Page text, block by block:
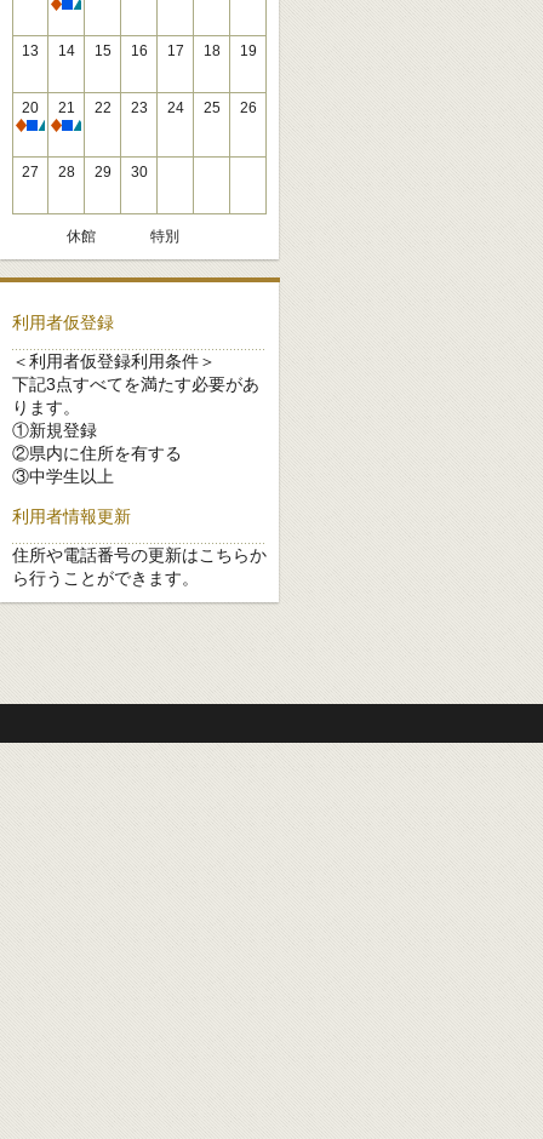
休館
13 14 15 16 17 18 19
20
休館
21
休館
22 23 24 25 26
27 28 29 30
休館 特別
利用者仮登録
＜利用者仮登録利用条件＞
下記3点すべてを満たす必要があ
ります。
①新規登録
②県内に住所を有する
③中学生以上
利用者情報更新
住所や電話番号の更新はこちらか
ら行うことができます。